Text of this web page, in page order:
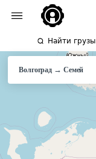
Найти грузы
Волгоград → Семей